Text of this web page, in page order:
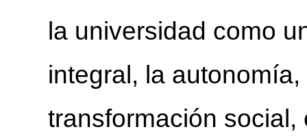
la universidad como
integral, la
transformación